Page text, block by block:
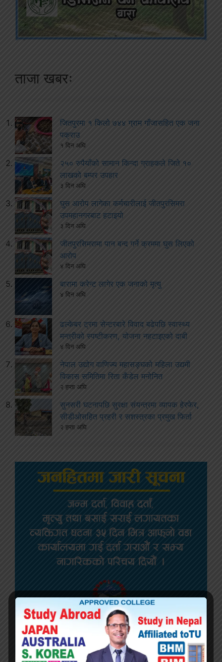
ताजा खबरः
जितपुरमा १ किलो ७४४ ग्राम गाँजासहित एक जना
पक्राउ
१ दिन अघि
२५० रुपैयाँको सामान किन्दा ग्राहकले जिते १०
लाखको बम्पर उपहार
३ दिन अघि
घुस आरोप लागेका कर्मचारीलाई जीतपुरसिमरा
उपमहानगरबाट हटाइयो
३ दिन अघि
जीतपुरसिमरामा पान बन्द गर्ने क्रममा घुस लिएको
आरोप
४ दिन अघि
बारामा करेन्ट लागेर एक जनाको मृत्यु
४ दिन अघि
ढल्केबर ट्रमा सेन्टरबारे विवाद बढेपछि स्वास्थ्य
मन्त्रीको स्पष्टीकरण, योजना नहटाइएको दाबी
४ दिन अघि
नेपाल उद्योग वाणिज्य महासङ्घको महिला उद्यमी
विकास समितिमा रिता कँडेल मनोनित
२ हप्ता अघि
सुनसरी घटनापछि सुरक्षा संयन्त्रमा व्यापक हेरफेर,
सीडीओसहित प्रहरी र सशस्त्रका प्रमुख फिर्ता
२ हप्ता अघि